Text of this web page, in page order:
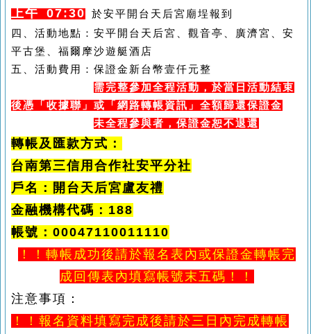
上午 07:30 於安平開台天后宮廟埕報到
四、 活動地點：安平開台天后宮、觀音亭、廣濟宮、安
平古堡、福爾摩沙遊艇酒店
五、活動費用：保證金新台幣壹仟元整
需完整參加全程活動，於當日活動結束
後憑「收據聯」或「網路轉帳資訊」全額歸還保證金
未全程參與者，保證金恕不退還
轉帳及匯款方式：
台南第三信用合作社安平分社
戶名：開台天后宮盧友禮
金融機構代碼：188
帳號：00047110011110
！！轉帳成功後請於報名表內或保證金轉帳完
成回傳表內填寫帳號末五碼！！
注意事項：
！！報名資料填寫完成後請於三日內完成轉帳